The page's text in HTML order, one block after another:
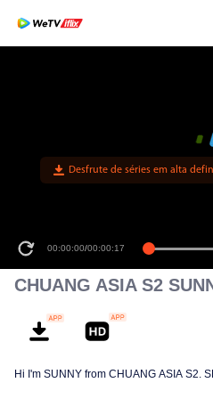
00:00:00/00:00:17
CHUANG ASIA S2
Hi I'm SUNNY from CHUANG ASIA S2.